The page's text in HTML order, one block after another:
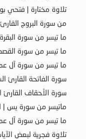
تلاوة مختارة | فتحي
من سورة البروج
ما تيسر من سورة
ما تيسر من سورة
ما تيسر من سورة آل
سورة الفاتحة
سورة الأحقاف
ماتيسر من سورة يس |
ما تيسر من سورة آل
تلاوة فجرية لبعض